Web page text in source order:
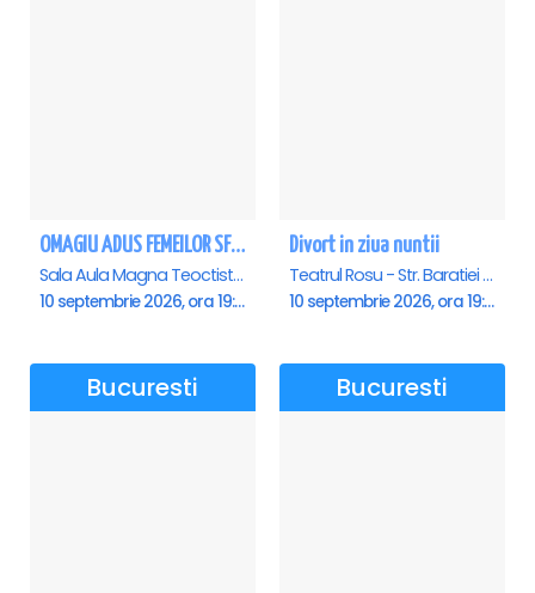
OMAGIU ADUS FEMEILOR SFINTE - Ana Nuță
Sala Aula Magna Teoctist Patriarhul, Palatul Patriarhiei, Bucuresti
10 septembrie 2026, ora 19:00
Divort in ziua nuntii
Teatrul Rosu - Str. Baratiei 31, Bucuresti
10 septembrie 2026, ora 19:30
Bucuresti Bucuresti